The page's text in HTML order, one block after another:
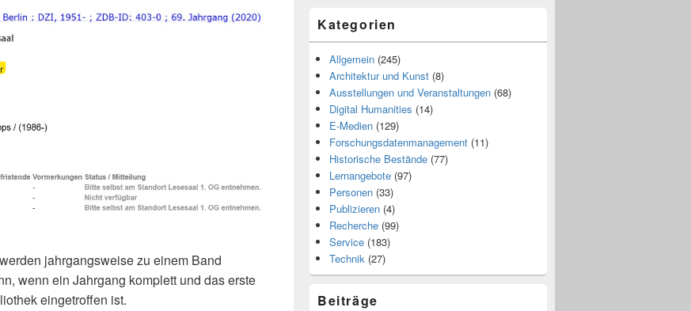
jahrgangsweise zu einem Band
wenn ein Jahrgang komplett und das erste
eingetroffen ist.
Kategorien
Allgemein (245)
Architektur und Kunst (8)
Ausstellungen und Veranstaltungen (68)
Digital Humanities (14)
E-Medien (129)
Forschungsdatenmanagement (11)
Historische Bestände (77)
Lernangebote (97)
Personen (33)
Publizieren (4)
Recherche (99)
Service (183)
Technik (27)
Beiträge